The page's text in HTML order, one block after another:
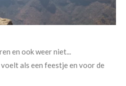
en ook weer niet...
als een feestje en voor de